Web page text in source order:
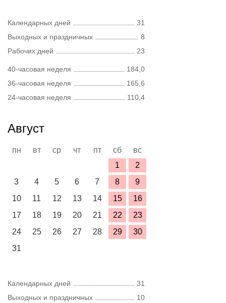
Календарных дней
31
Выходных и праздничных
8
Рабочих дней
23
40-часовая неделя
184,0
36-часовая неделя
165,6
24-часовая неделя
110,4
Август
пн вт ср чт пт сб
вс
1
2
3
4 5 6 7 8
9
10
11 12 13 14 15
16
17
18 19 20 21 22
23
24
25 26 27 28 29
30
31
Календарных дней
31
Выходных и праздничных
10